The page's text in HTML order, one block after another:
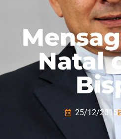
Natal
25/12/2015